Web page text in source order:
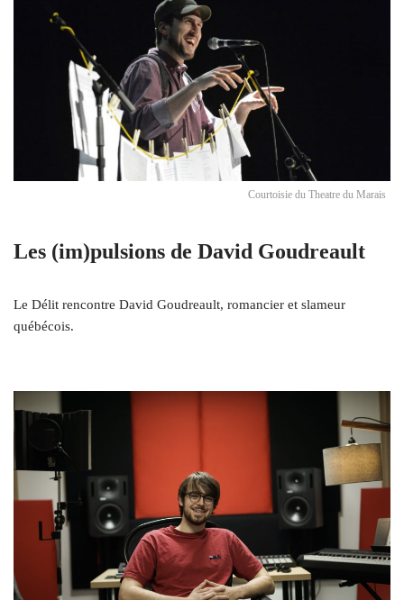
Courtoisie du Theatre du Marais
Les (im)pulsions de David Goudreault
Le Délit rencontre David Goudreault, romancier et slameur
québécois.